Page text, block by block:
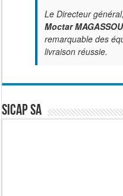
Le Directeur général,
Moctar
remarquable des
livraison réussie.
SICAP SA